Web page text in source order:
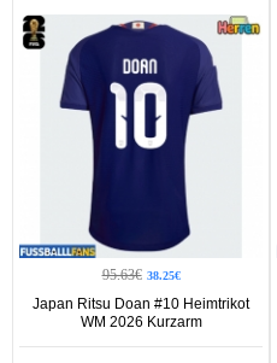
95.63€ 38.25€
Japan Ritsu Doan #10 Heimtrikot
WM 2026 Kurzarm